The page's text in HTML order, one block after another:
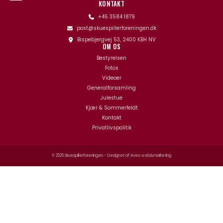
KONTAKT
+45 3584 1879
post@skuespillerforeningen.dk
Bispebjergvej 53, 2400 KBH NV
OM OS
Bestyrelsen
Fotos
Videoer
Generalforsamling
Julestue
Kjær & Sommerfeldt
Kontakt
Privatlivspolitik
© 2026 Skuespillerforeningen – Designet afAveo web&marketing